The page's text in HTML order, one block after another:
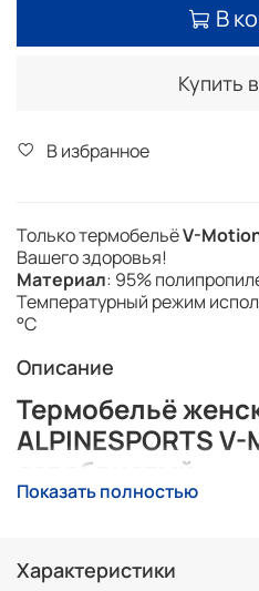
В
Купить
В избранное
Только термобельёV-
Вашего здоровья!
Материал: 95%
Температурный режим
°C
Описание
Термобельё
ALPINESPORTS V-
серебристый
другими активными видами
года.
Показать полностью
Характеристики